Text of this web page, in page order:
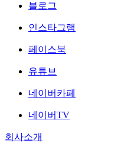
블로그
인스타그램
페이스북
유튜브
네이버카페
네이버TV
회사소개